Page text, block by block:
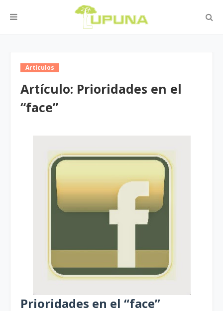
Artículos
Artículo: Prioridades en el
“face”
Prioridades en el “face”